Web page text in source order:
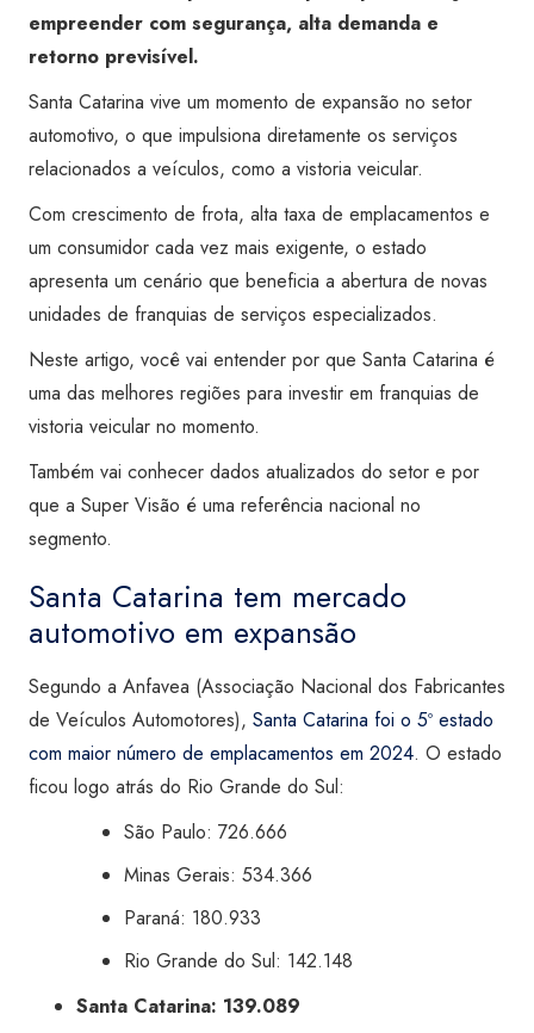
empreender com segurança, alta demanda e
retorno previsível.
Santa Catarina vive um momento de expansão no setor
automotivo, o que impulsiona diretamente os serviços
relacionados a veículos, como a vistoria veicular.
Com crescimento de frota, alta taxa de emplacamentos e
um consumidor cada vez mais exigente, o estado
apresenta um cenário que beneficia a abertura de novas
unidades de franquias de serviços especializados.
Neste artigo, você vai entender por que Santa Catarina é
uma das melhores regiões para investir em franquias de
vistoria veicular no momento.
Também vai conhecer dados atualizados do setor e por
que a Super Visão é uma referência nacional no
segmento.
Santa Catarina tem mercado
automotivo em expansão
Segundo a Anfavea (Associação Nacional dos Fabricantes
de Veículos Automotores), Santa Catarina foi o 5º estado
com maior número de emplacamentos em 2024. O estado
ficou logo atrás do Rio Grande do Sul:
São Paulo: 726.666
Minas Gerais: 534.366
Paraná: 180.933
Rio Grande do Sul: 142.148
Santa Catarina: 139.089